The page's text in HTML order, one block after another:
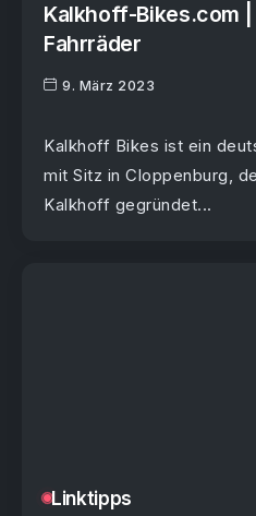
Kalkhoff-Bikes.com |
Fahrräder
9. März 2023
Kalkhoff Bikes ist ein
mit Sitz in Cloppenburg,
Kalkhoff gegründet...
Linktipps